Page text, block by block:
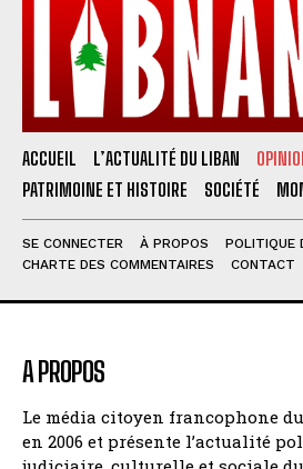
ACCUEIL L’ACTUALITÉ DU LIBAN
PATRIMOINE ET HISTOIRE
SOCIÉTÉ
SE CONNECTER À PROPOS
POLITIQUE
CHARTE DES COMMENTAIRES
CONTACT
A PROPOS
Le média citoyen francophone
en 2006 et présente l’actualité